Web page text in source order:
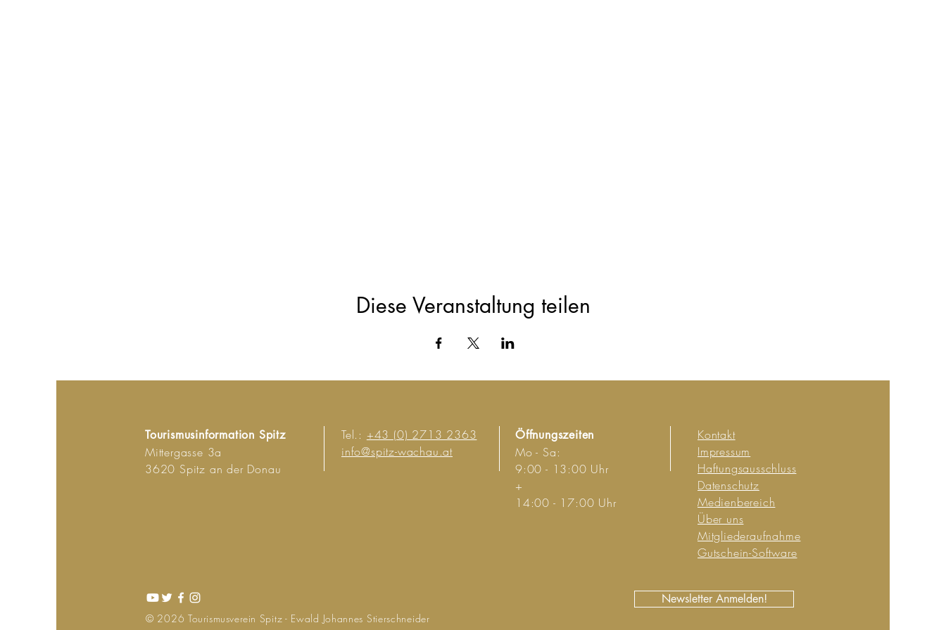
Diese Veranstaltung teilen
Tourismusinformation Spitz
Mittergasse 3a
3620 Spitz an der Donau
Tel.: +43 (0) 2713 2363
info@spitz-wachau.at
© 2026 Tourismusverein Spitz - Ewald Johannes Stierschneider
Kontakt
Impressum
Haftungsausschluss
Datenschutz
Medienbereich
Über uns
Mitgliederaufnahme
Gutschein-Software
Newsletter Anmelden!
Öffnungszeiten
Mo - Sa:
9:00 - 13:00 Uhr
+
14:00 - 17:00 Uhr